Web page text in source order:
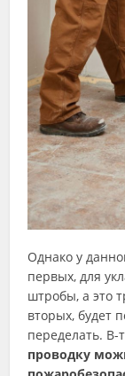
Однако у
первых, для
штробы, а это
вторых, будет
переделать. В-
проводку